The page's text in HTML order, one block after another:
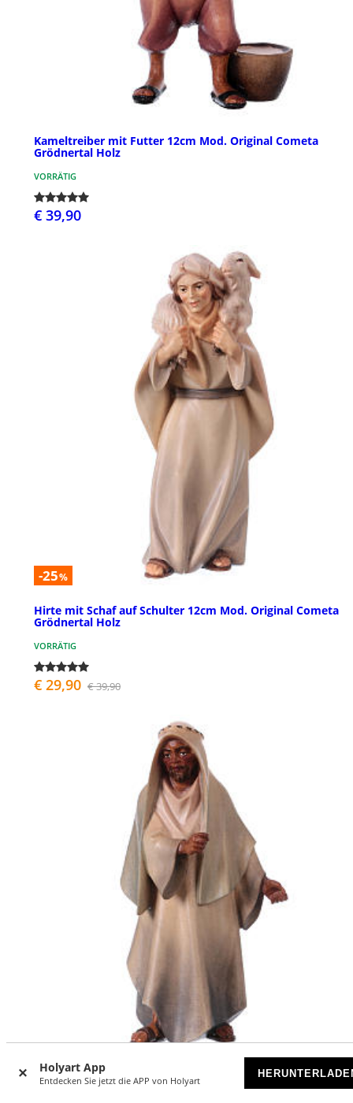
Holyart App
Entdecken Sie jetzt die APP von Holyart
Kameltreiber mit Futter 12cm Mod. Original Cometa
Grödnertal Holz
VORRÄTIG
€ 39,90
-25%
Hirte mit Schaf auf Schulter 12cm Mod. Original Cometa
Grödnertal Holz
VORRÄTIG
€ 29,90 € 39,90
Stehender Kameltreiber 12cm Mod. Original Cometa
Grödnertal Holz